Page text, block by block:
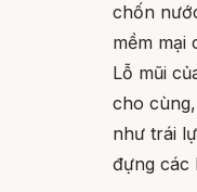
chốn
mềm mại
Lỗ mũi
cho
như trái
đựng các